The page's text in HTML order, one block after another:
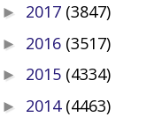
► 2017 (3847)
► 2016 (3517)
► 2015 (4334)
► 2014 (4463)